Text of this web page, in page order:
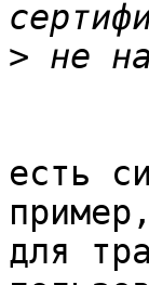
>
есть
для